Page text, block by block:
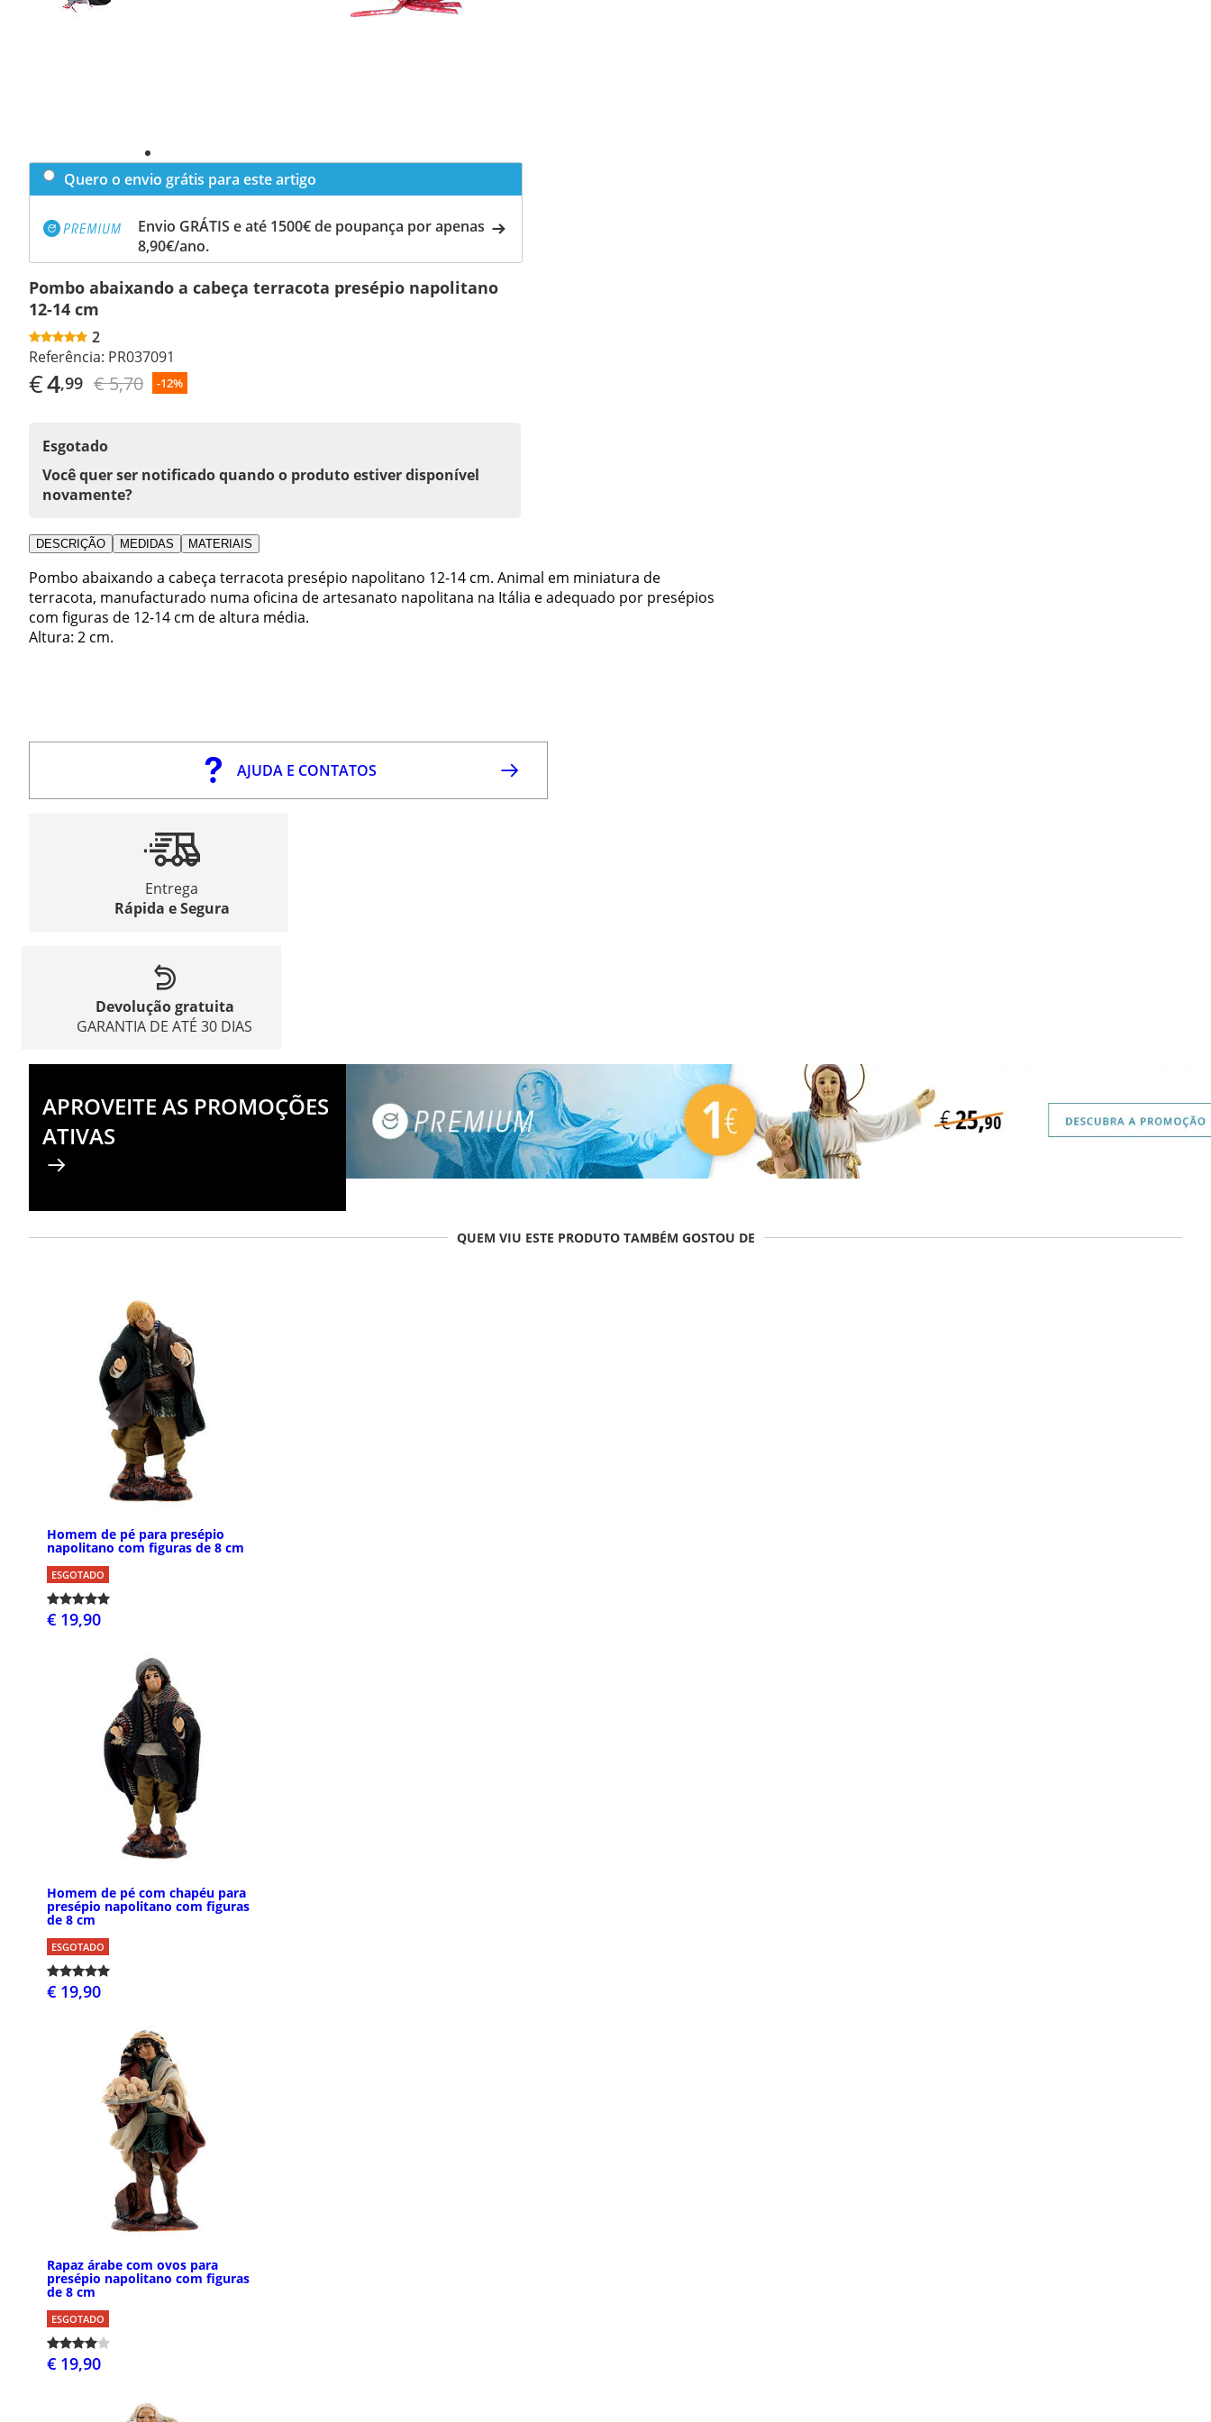
Quero o envio grátis para este artigo
Envio GRÁTIS e até 1500€ de poupança por apenas
8,90€/ano.
Pombo abaixando a cabeça terracota presépio napolitano
12-14 cm
2
Referência: PR037091
€4,99 € 5,70 -12%
Esgotado
Você quer ser notificado quando o produto estiver disponível
novamente?
DESCRIÇÃO MEDIDAS MATERIAIS
Pombo abaixando a cabeça terracota presépio napolitano 12-14 cm. Animal em miniatura de
terracota, manufacturado numa oficina de artesanato napolitana na Itália e adequado por presépios
com figuras de 12-14 cm de altura média.
Altura: 2 cm.
AJUDA E CONTATOS
Entrega
Rápida e Segura
Devolução gratuita
GARANTIA DE ATÉ 30 DIAS
APROVEITE AS PROMOÇÕES
ATIVAS
QUEM VIU ESTE PRODUTO TAMBÉM GOSTOU DE
Homem de pé para presépio
napolitano com figuras de 8 cm
ESGOTADO
€ 19,90
Homem de pé com chapéu para
presépio napolitano com figuras
de 8 cm
ESGOTADO
€ 19,90
Rapaz árabe com ovos para
presépio napolitano com figuras
de 8 cm
ESGOTADO
€ 19,90